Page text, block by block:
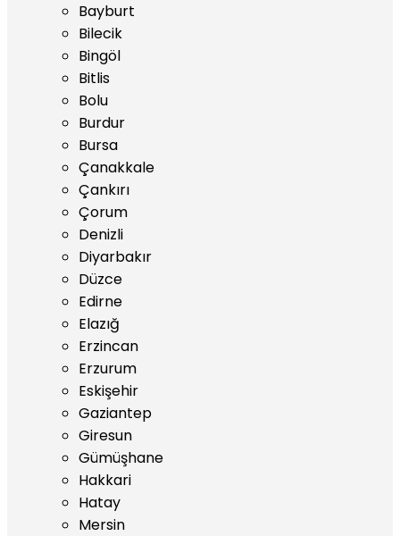
Bayburt
Bilecik
Bingöl
Bitlis
Bolu
Burdur
Bursa
Çanakkale
Çankırı
Çorum
Denizli
Diyarbakır
Düzce
Edirne
Elazığ
Erzincan
Erzurum
Eskişehir
Gaziantep
Giresun
Gümüşhane
Hakkari
Hatay
Mersin